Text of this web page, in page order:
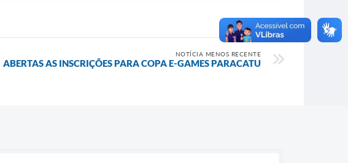
NOTÍCIA MENOS RECENTE
ABERTAS AS INSCRIÇÕES PARA COPA E-GAMES PARACATU